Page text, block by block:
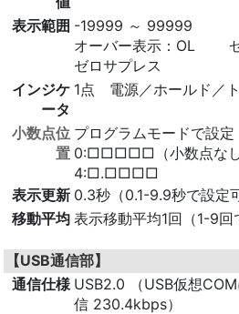
表示範囲 -19999 ～ 99999
オーバー表示：OL ゼ
ゼロサプレス
インジケ
ータ
1点 電源／ホールド／
小数点位
置
プログラムモードで設
0:□□□□□（小数点
4:□.□□□□
表示更新 0.3秒（0.1-9.9秒で設定
移動平均 表示移動平均1回（1-9回
【USB通信部】
通信仕様 USB2.0 （USB仮想
信 230.4kbps）